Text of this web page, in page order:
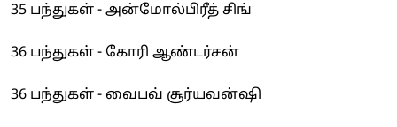
35 பந்துகள் - அன்மோல்பிரீத் சிங்
36 பந்துகள் - கோரி ஆண்டர்சன்
36 பந்துகள் - வைபவ் சூர்யவன்ஷி